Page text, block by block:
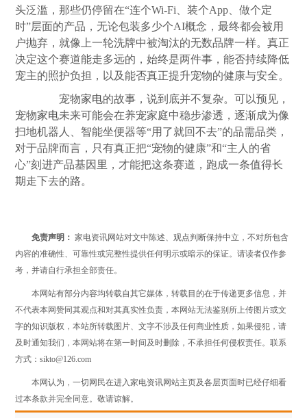
头泛滥，那些仍停留在“连个Wi-Fi、装个App、做个定
时”层面的产品，无论包装多少个AI概念，最终都会被用
户抛弃，就像上一轮洗牌中被淘汰的无数品牌一样。真正
决定这个赛道能走多远的，始终是两件事，能否持续降低
宠主的照护负担，以及能否真正提升宠物的健康与安全。
宠物家电的故事，说到底并不复杂。可以预见，
宠物家电未来可能会在养宠家庭中稳步渗透，逐渐成为像
扫地机器人、智能坐便器等“用了就回不去”的品需品类，
对于品牌而言，只有真正把“宠物的健康”和“主人的省
心”刻进产品基因里，才能把这条赛道，跑成一条值得长
期走下去的路。
免责声明： 家电资讯网站对文中陈述、观点判断保持中立，不对所包含
内容的准确性、可靠性或完整性提供任何明示或暗示的保证。请读者仅作参
考，并请自行承担全部责任。
本网站有部分内容均转载自其它媒体，转载目的在于传递更多信息，并
不代表本网赞同其观点和对其真实性负责，本网站无法鉴别所上传图片或文
字的知识版权，本站所转载图片、文字不涉及任何商业性质，如果侵犯，请
及时通知我们，本网站将在第一时间及时删除，不承担任何侵权责任。联系
方式：sikto@126.com
本网认为，一切网民在进入家电资讯网站主页及各层页面时已经仔细看
过本条款并完全同意。敬请谅解。